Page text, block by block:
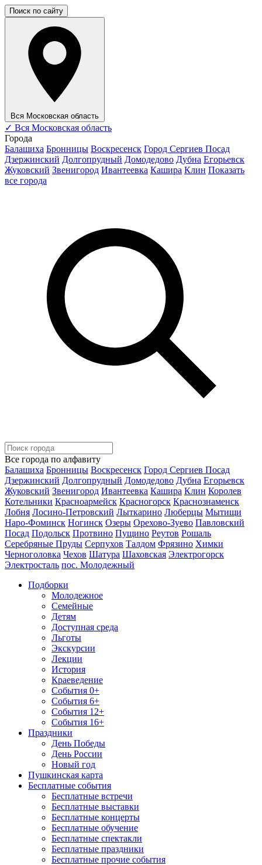
Поиск по сайту
Вся Московская область
✓ Вся Московская область
Города
Балашиха Бронницы Воскресенск Город Сергиев Посад
Дзержинский Долгопрудный Домодедово Дубна Егорьевск
Жуковский Звенигород Ивантеевка Кашира Клин Показать
все города
Все города по алфавиту
Балашиха Бронницы Воскресенск Город Сергиев Посад
Дзержинский Долгопрудный Домодедово Дубна Егорьевск
Жуковский Звенигород Ивантеевка Кашира Клин Королев
Котельники Красноармейск Красногорск Краснознаменск
Лобня Лосино-Петровский Лыткарино Люберцы Мытищи
Наро-Фоминск Ногинск Озеры Орехово-Зуево Павловский
Посад Подольск Протвино Пущино Реутов Рошаль
Серебряные Пруды Серпухов Талдом Фрязино Химки
Черноголовка Чехов Шатура Шаховская Электрогорск
Электросталь пос. Молодежный
Подборки
Молодежное
Семейные
Детям
Доступная среда
Льготы
Экскурсии
Лекции
История
Краеведение
События 0+
События 6+
События 12+
События 16+
Праздники
День Победы
День России
Новый год
Пушкинская карта
Бесплатные события
Бесплатные встречи
Бесплатные выставки
Бесплатные концерты
Бесплатные обучение
Бесплатные спектакли
Бесплатные праздники
Бесплатные прочие события